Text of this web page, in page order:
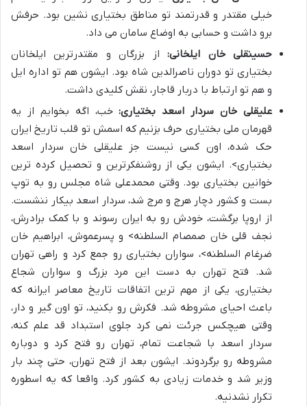
خیلی مقتدر و قدرتمند تو مناطق بختیاری نشین بود. حرفش
برو داشت و حسابی به اوضاع سامان می داد.
حسینقلی خان ایلخانی:از بزرگان و مقتدرترین ایلخانان
بختیاری تو دوران ناصرالدین شاه بود. ایشون هم تو اداره ایل
و هم تو ارتباط با دربار قاجار، نقش کلیدی داشت.
علیقلی خان سردار اسعد بختیاری:خب، اگه بخوایم از یه
قهرمان ملی بختیاری حرف بزنیم که اسمش تو قلب تاریخ ایران
حک شده، اون کسی نیست جز علیقلی خان سردار اسعد
بختیاری>. ایشون یکی از روشنفکرترین و تحصیل کرده ترین
خوانین بختیاری بود. وقتی محمدعلی شاه مجلس رو به توپ
بست و کشور دچار هرج و مرج شد، سردار اسعد بیکار ننشست.
از اروپا برگشت، خودش رو به ایران رسوند و با کمک برادرش،
نجف قلی خان صمصام السلطنه> و پسرعموش، ابراهیم خان
ضرغام السلطنه>، سواران بختیاری رو جمع کرد و راهی تهران
شد. فتح تهران به دست این مرد بزرگ و سواران شجاع
بختیاری، یکی از مهم ترین اتفاقات تاریخ معاصر ایرانه که
باعث احیای مشروطه شد. فکرش رو بکنید، تو اون گیر و دار،
وقتی هیچکس جرئت نمی کرد جلوی استبداد قد علم کنه،
سردار اسعد با شجاعت تمام، تهران رو فتح کرد و دوباره
مشروطه رو برگردوند. ایشون بعد از فتح تهران، حتی چند بار
وزیر شد و خدمات زیادی به کشور کرد. واقعا که یه اسطوره
تکرار نشدنیه.